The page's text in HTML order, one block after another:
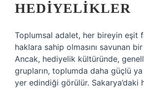
HEDIYELIKLER
Toplumsal adalet, her bireyin eşit
haklara sahip olmasını savunan bir
Ancak, hediyelik kültüründe,
grupların, toplumda daha güçlü ya
yer edindiği görülür. Sakarya’daki